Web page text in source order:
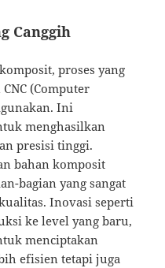
Canggih
proses yang
(Computer
Ini
menghasilkan
presisi tinggi.
bahan komposit
bagian yang sangat
Inovasi seperti
ke level yang baru,
menciptakan
efisien tetapi juga